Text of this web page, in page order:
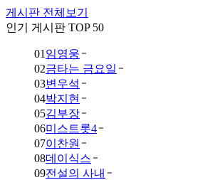
게시판 전체보기
인기 게시판 TOP 50
01 임영웅
02금타는 금요일
03변우석
04박지현
05김부장
06미스트롯4
07이찬원
08데이식스
09전설의 사내